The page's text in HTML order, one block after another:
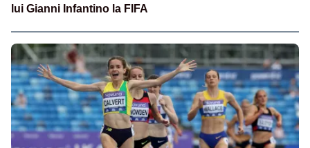
lui Gianni Infantino la FIFA